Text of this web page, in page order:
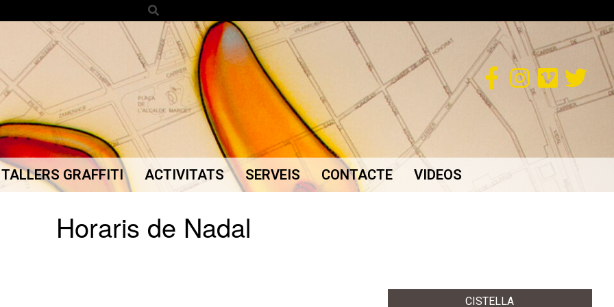
Search
Secondary
Menu
TALLERS GRAFFITI ACTIVITATS SERVEIS CONTACTE VIDEOS
Horaris de Nadal
CISTELLA